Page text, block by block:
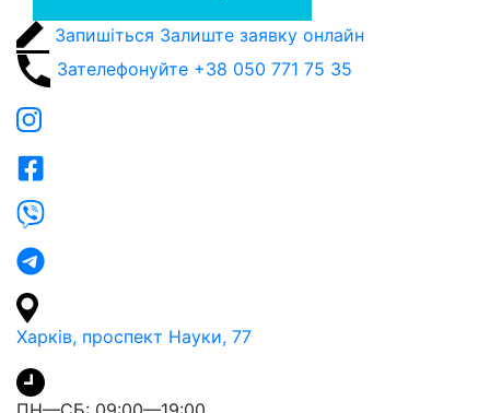
Запишіться Залиште заявку онлайн
Зателефонуйте +38 050 771 75 35
Харків, проспект Науки, 77